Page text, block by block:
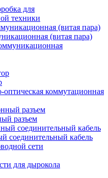
для
техники
(витая пара)
коммутационная
разъем
соединительный кабель
сети